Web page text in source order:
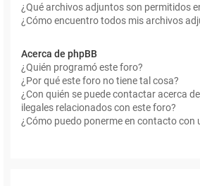
¿Qué archivos adjuntos son permitidos
¿Cómo encuentro todos mis archivos
Acerca de phpBB
¿Quién programó este foro?
¿Por qué este foro no tiene tal cosa?
¿Con quién se puede contactar acerca
ilegales relacionados con este foro?
¿Cómo puedo ponerme en contacto con